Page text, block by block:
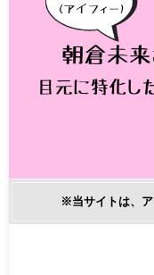
※当サイトは、